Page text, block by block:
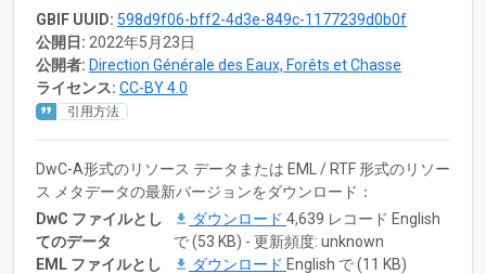
GBIF UUID: 598d9f06-bff2-4d3e-849c-1177239d0b0f
公開日: 2022年5月23日
公開者: Direction Générale des Eaux, Forêts et Chasse
ライセンス: CC-BY 4.0
引用方法
DwC-A形式のリソース データまたは EML / RTF 形式のリソー
ス メタデータの最新バージョンをダウンロード：
DwC ファイルとし
てのデータ
ダウンロード 4,639 レコード English
で (53 KB) - 更新頻度: unknown
EML ファイルとし
ダウンロード English で (11 KB)